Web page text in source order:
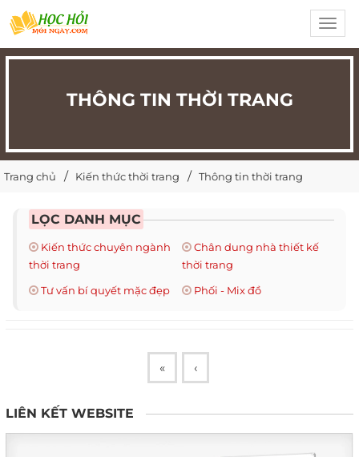
THÔNG TIN THỜI TRANG
Trang chủ Kiến thức thời trang Thông tin thời trang
LỌC DANH MỤC
Kiến thức chuyên ngành
thời trang
Chân dung nhà thiết kế
thời trang
Tư vấn bí quyết mặc đẹp
Phối - Mix đồ
« ‹
LIÊN KẾT WEBSITE